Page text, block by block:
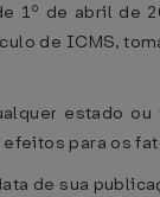
1º de abril de
de ICMS,
estado
para os
de sua